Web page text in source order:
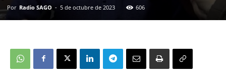
Por Radio SAGO - 5 de octubre de 2023 606